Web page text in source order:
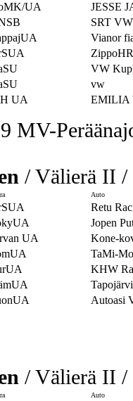
UA JESSE
SRT VW
Vianor
VW
vw
UA EMILIA
MV-
/ Välierä II /
Auto
Retu
Jopen
UA Kone-
TaMi-
KHW
Autoasi
/ Välierä II /
Auto